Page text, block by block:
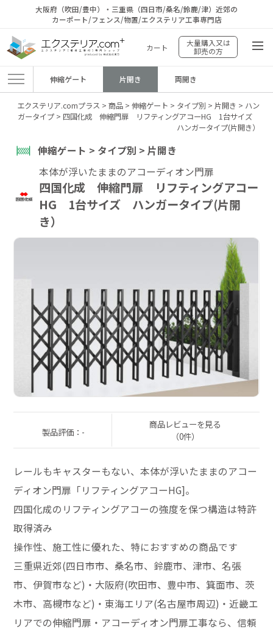
大阪府（吹田/豊中）・三重県（四日市/桑名/鈴鹿/津）近郊の
カーポート/フェンス/物置/エクステリア工事専門店
カート
大量購入又は
卸売の方
伸縮ゲート 片開き 両開き
エクステリア.comプラス > 商品> 伸縮ゲート > タイプ別 > 片開き > ハン
ガータイプ> 四国化成 伸縮門扉 リフティングアコーHG 1台サイズ
ハンガータイプ(片開き）
伸縮ゲート > タイプ別 > 片開き
本体が浮いたままのアコーディオン門扉
四国化成 伸縮門扉 リフティングアコー
HG 1台サイズ ハンガータイプ(片開
き）
製品評価：-
商品レビューを見る
（0件）
レールもキャスターもない、本体が浮いたままのアコー
ディオン門扉「リフティングアコーHG]。
四国化成のリフティングアコーの強度を保つ構造は特許
取得済み
操作性、施工性に優れた、特におすすめの商品です
三重県近郊(四日市市、桑名市、鈴鹿市、津市、名張
市、伊賀市など)・大阪府(吹田市、豊中市、箕面市、茨
木市、高槻市など)・東海エリア(名古屋市周辺)・近畿エ
リアでの伸縮門扉・アコーディオン門扉工事なら、信頼